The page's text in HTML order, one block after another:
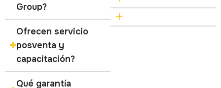
Group?
Ofrecen servicio
posventa y
capacitación?
Qué garantía